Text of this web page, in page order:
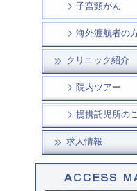
子宮頸がん
海外渡航者の
クリニック紹介
院内ツアー
提携託児所の
求人情報